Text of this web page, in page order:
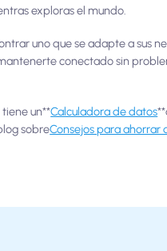
exploras el mundo.
uno que se adapte a sus
conectado sin
un**Calculadora de datos
sobreConsejos para ahorrar